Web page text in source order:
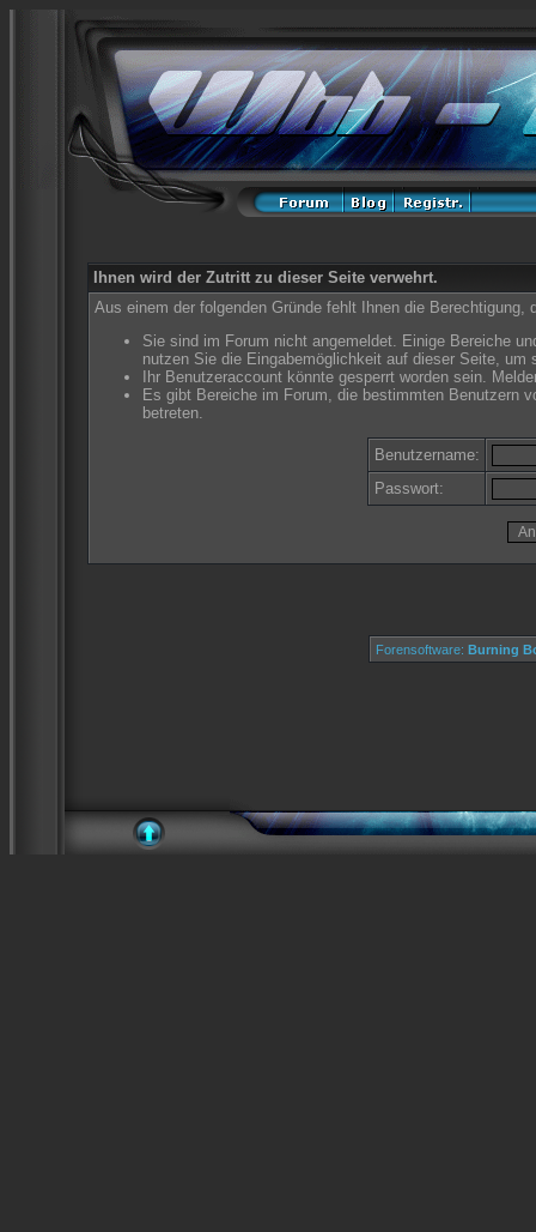
Ihnen wird der Zutritt zu dieser Seite verwehrt.
Aus einem der folgenden Gründe fehlt Ihnen die Berechtigung,
Sie sind im Forum nicht angemeldet. Einige Bereiche
nutzen Sie die Eingabemöglichkeit auf dieser Seite,
Ihr Benutzeraccount könnte gesperrt worden sein.
Es gibt Bereiche im Forum, die bestimmten Benutzern
betreten.
Benutzername:
Passwort:
Forensoftware: Burning